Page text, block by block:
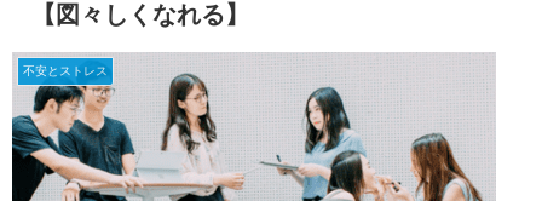
【図々しくなれる】
不安とストレス